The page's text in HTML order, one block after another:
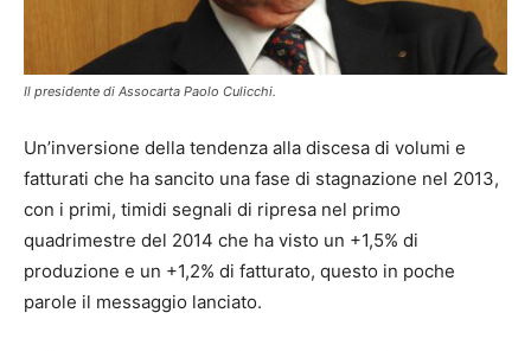
Il presidente di Assocarta Paolo Culicchi.
Un’inversione della tendenza alla discesa di volumi e
fatturati che ha sancito una fase di stagnazione nel 2013,
con i primi, timidi segnali di ripresa nel primo
quadrimestre del 2014 che ha visto un +1,5% di
produzione e un +1,2% di fatturato, questo in poche
parole il messaggio lanciato.